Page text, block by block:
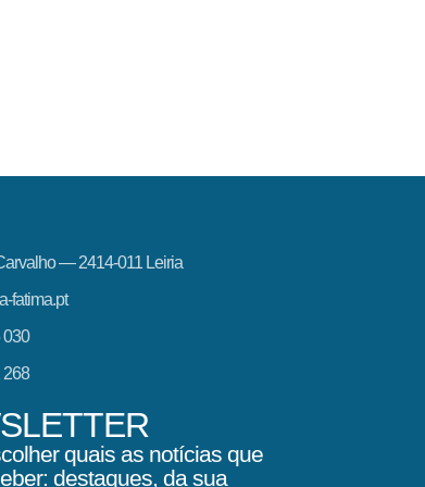
— 2414-011 Leiria
fatima.pt
030
268
quais as notícias que
destaques, da sua